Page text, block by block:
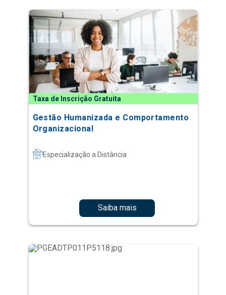
Taxa de Inscrição Gratuita
Gestão Humanizada e Comportamento
Organizacional
Especialização a Distância
Saiba mais